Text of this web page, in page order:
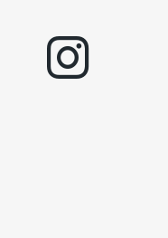
instagram